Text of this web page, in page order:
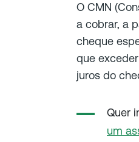
O CMN
a cobrar, a
cheque
que
juros do
Quer
um